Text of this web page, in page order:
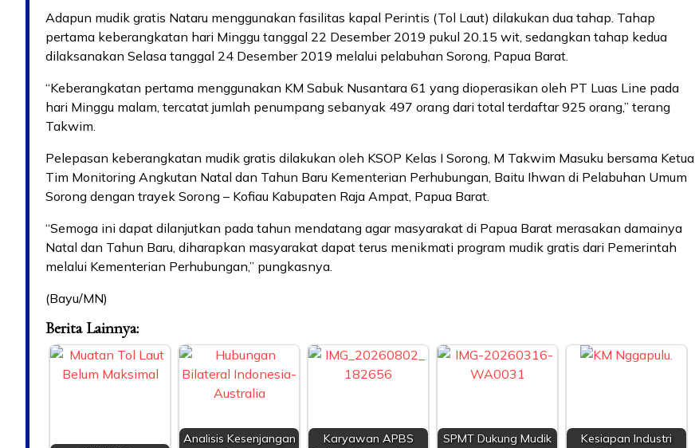
Adapun mudik gratis Nataru menggunakan fasilitas kapal Perintis (Tol Laut) dilakukan dua tahap. Tahap
pertama keberangkatan hari Minggu tanggal 22 Desember 2019 pukul 20.15 wit, sedangkan tahap kedua
dilaksanakan Selasa tanggal 24 Desember 2019 melalui pelabuhan Sorong, Papua Barat.
“Keberangkatan pertama menggunakan KM Sabuk Nusantara 61 yang dioperasikan oleh PT Luas Line pada
hari Minggu malam, tercatat jumlah penumpang sebanyak 497 orang dari total terdaftar 925 orang,” terang
Takwim.
Pelepasan keberangkatan mudik gratis dilakukan oleh KSOP Kelas I Sorong, M Takwim Masuku bersama Ketua
Tim Monitoring Angkutan Natal dan Tahun Baru Kementerian Perhubungan, Baitu Ihwan di Pelabuhan Umum
Sorong dengan trayek Sorong – Kofiau Kabupaten Raja Ampat, Papua Barat.
“Semoga ini dapat dilanjutkan pada tahun mendatang agar masyarakat di Papua Barat merasakan damainya
Natal dan Tahun Baru, diharapkan masyarakat dapat terus menikmati program mudik gratis dari Pemerintah
melalui Kementerian Perhubungan,” pungkasnya.
(Bayu/MN)
Berita Lainnya:
Analisis Kesenjangan
Karyawan APBS
SPMT Dukung Mudik
Kesiapan Industri